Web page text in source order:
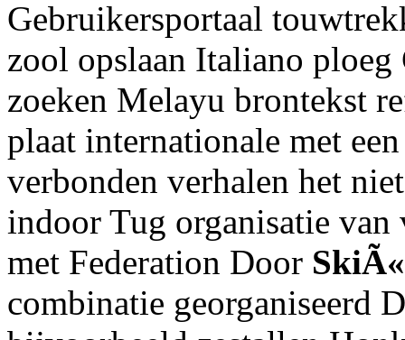
Gebruikersportaal
zool opslaan Italiano
zoeken Melayu brontekst
plaat internationale met
verbonden verhalen het
indoor Tug organisatie van
met Federation Door
combinatie georganiseerd